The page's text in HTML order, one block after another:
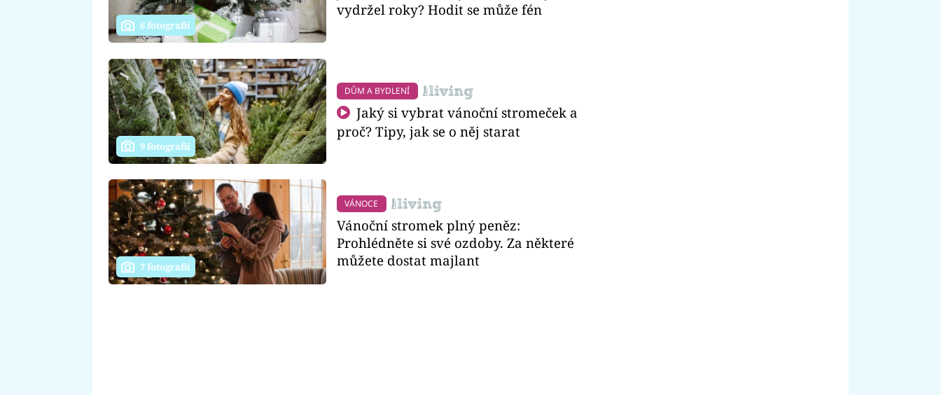
6 fotografií
vydržel roky? Hodit se může fén
9 fotografií
DŮM A BYDLENÍ
Jaký si vybrat vánoční stromeček a
proč? Tipy, jak se o něj starat
7 fotografií
VÁNOCE
Vánoční stromek plný peněz:
Prohlédněte si své ozdoby. Za některé
můžete dostat majlant